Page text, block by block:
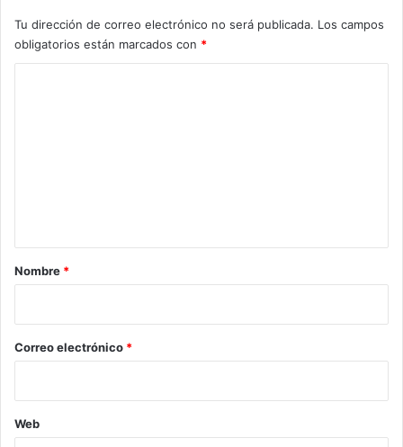
Tu dirección de correo electrónico no será publicada. Los campos
obligatorios están marcados con *
r
*
Nombre *
Correo electrónico *
Web